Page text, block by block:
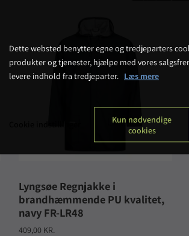
Lyngsøe Regnjakke i
brandhæmmende PU kvalitet,
navy FR-LR48
409,00 KR.
Dette websted benytter egne og tredjeparters
produkter og tjenester, hjælpe med vores
levere indhold fra tredjeparter. Læs mere
Kun nødvendige
cookies